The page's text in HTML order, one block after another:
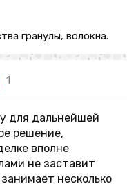
гранулы, волокна.
1
для дальнейшей
решение,
вполне
не заставит
несколько